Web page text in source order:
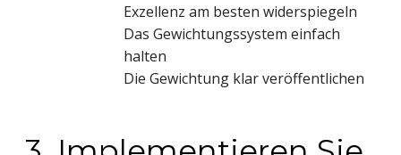
Exzellenz am besten widerspiegeln
Das Gewichtungssystem einfach
halten
Die Gewichtung klar veröffentlichen